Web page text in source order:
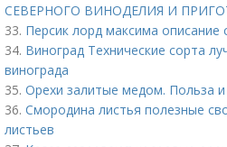
CЕВЕРНОГО ВИНОДЕЛИЯ И
33. Персик лорд максима описание
34. Виноград Технические сорта
винограда
35. Орехи залитые медом. Польза
36. Смородина листья полезные
листьев